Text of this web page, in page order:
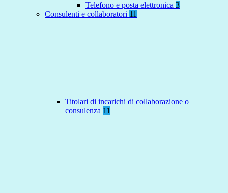
Telefono e posta elettronica 3
Consulenti e collaboratori 11
Titolari di incarichi di collaborazione o
consulenza 11